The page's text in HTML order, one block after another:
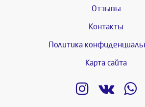
Отзывы
Контакты
Политика
Карта сайта